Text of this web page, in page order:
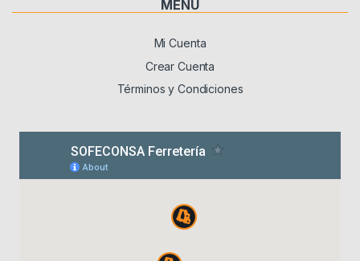
MENÚ
Mi Cuenta
Crear Cuenta
Términos y Condiciones